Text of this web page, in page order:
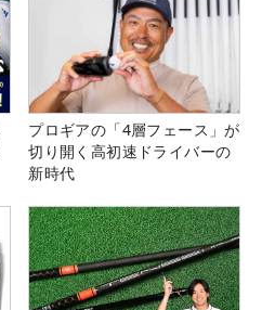
プロギアの「4層フェース」が
切り開く高初速ドライバーの
新時代